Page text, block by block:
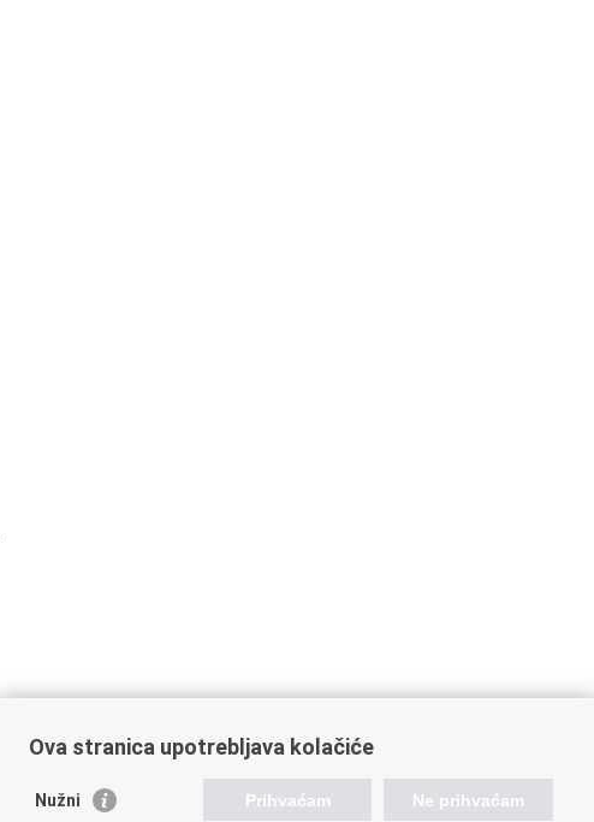
Korisne poveznice
Ova stranica upotrebljava kolačiće
Nužni Prihvaćam Ne prihvaćam